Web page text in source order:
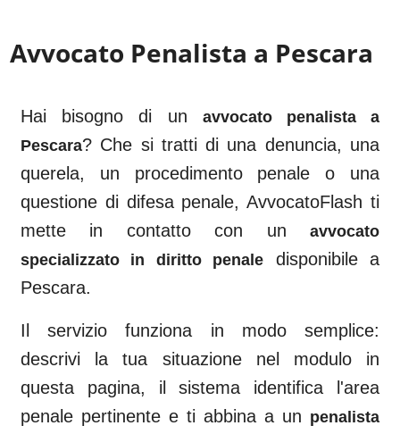
Avvocato Penalista a Pescara
Hai bisogno di un
avvocato penalista a
Pescara? Che si tratti di una denuncia, una
querela, un procedimento penale o una
questione di difesa penale, AvvocatoFlash ti
mette in contatto con un
avvocato
specializzato in diritto penale
disponibile a
Pescara.
Il servizio funziona in modo semplice:
descrivi la tua situazione nel modulo in
questa pagina, il sistema identifica l'area
penale pertinente e ti abbina a un penalista